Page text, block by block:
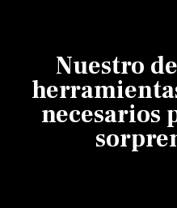
Nuestro
necesarios